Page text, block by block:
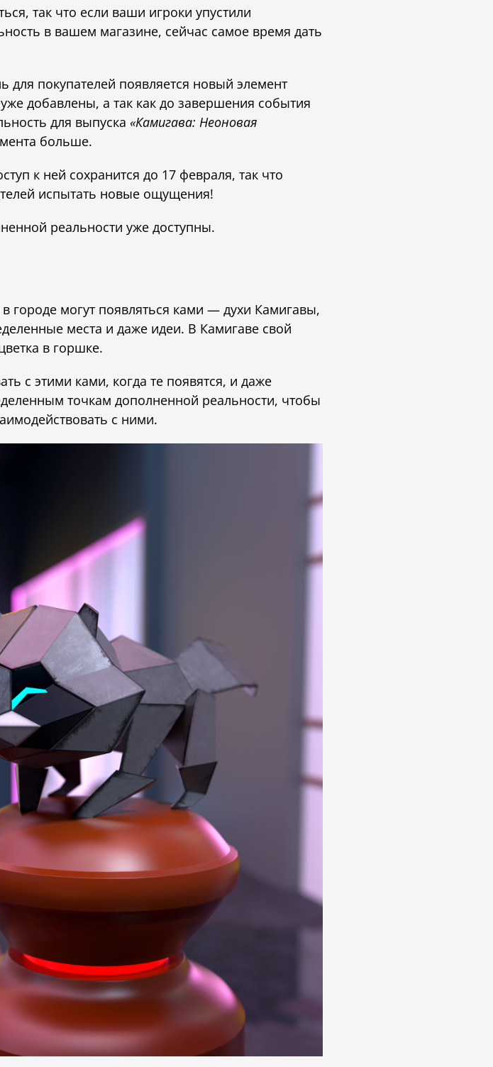
так что если ваши игроки упустили
в вашем магазине, сейчас самое время дать
покупателей появляется новый элемент
добавлены, а так как до завершения события
для выпуска «Камигава: Неоновая
больше.
к ней сохранится до 17 февраля, так что
испытать новые ощущения!
реальности уже доступны.
городе могут появляться ками — духи Камигавы,
места и даже идеи. В Камигаве свой
в горшке.
с этими ками, когда те появятся, и даже
точкам дополненной реальности, чтобы
с ними.